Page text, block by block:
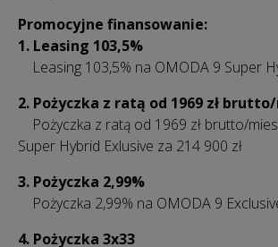
Promocyjne finansowanie:
1. Leasing 103,5%
Leasing 103,5% na OMODA 9 Super
2. Pożyczka z ratą od 1969 zł brutto/
Pożyczka z ratą od 1969 zł brutto/
Super Hybrid Exlusive za 214 900 zł
3. Pożyczka 2,99%
Pożyczka 2,99% na OMODA 9
4. Pożyczka 3x33